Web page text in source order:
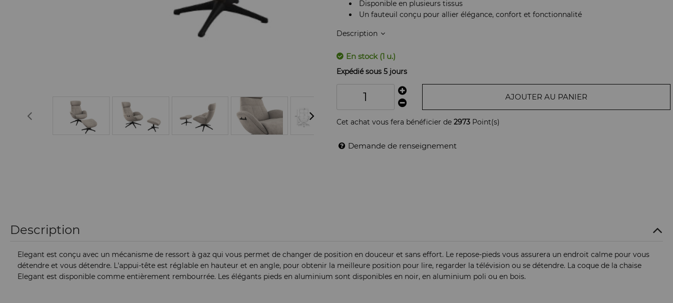
Disponible en plusieurs tissus
Un fauteuil conçu pour allier élégance, confort et fonctionnalité
Description
En stock (1 u.)
Expédié sous 5 jours
AJOUTER AU PANIER
Cet achat vous fera bénéficier de 2973 Point(s)
Demande de renseignement
Description
Elegant est conçu avec un mécanisme de ressort à gaz qui vous permet de changer de position en douceur et sans effort. Le repose-pieds vous assurera un endroit calme pour vous
détendre et vous détendre. L'appui-tête est réglable en hauteur et en angle, pour obtenir la meilleure position pour lire, regarder la télévision ou se détendre. La coque de la chaise
Elegant est disponible comme entièrement rembourrée. Les élégants pieds en aluminium sont disponibles en noir, en aluminium poli ou en bois.